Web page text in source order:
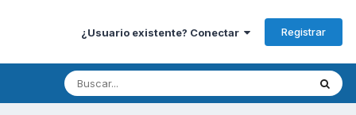
¿Usuario existente? Conectar Registrar